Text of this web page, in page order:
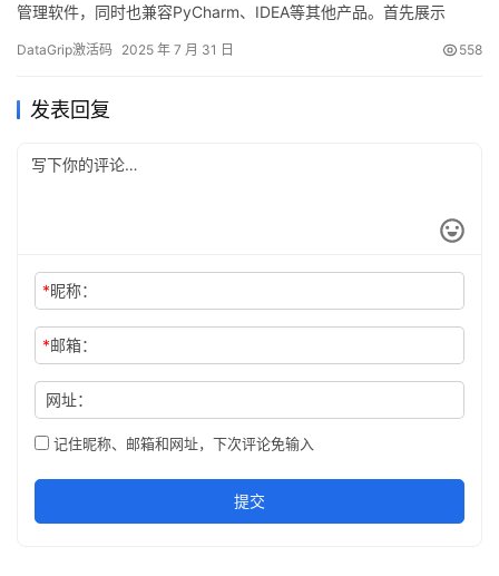
管理软件，同时也兼容PyCharm、IDEA等其他产品。首先展示
过简单几步实现DataGrip的永久激活。这个方法适用于最新版本，
系统，都能…
DataGrip激活码 2025 年 7 月 31 日 558
发表回复
*昵称：
*邮箱：
网址：
记住昵称、邮箱和网址，下次评论免输入
提交